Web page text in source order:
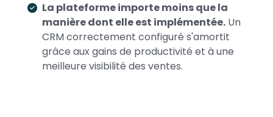
La plateforme importe moins que la
manière dont elle est implémentée. Un
CRM correctement configuré s'amortit
grâce aux gains de productivité et à une
meilleure visibilité des ventes.